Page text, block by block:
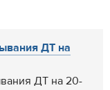
ДТ на
ДТ на 20-